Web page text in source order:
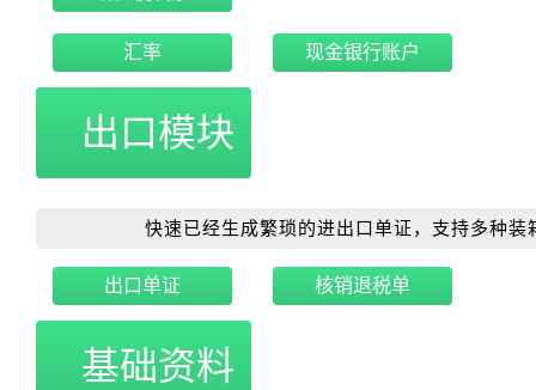
汇率 现金银行账户
出口模块
快速已经生成繁琐的进出口单证，支持多种
出口单证 核销退税单
基础资料